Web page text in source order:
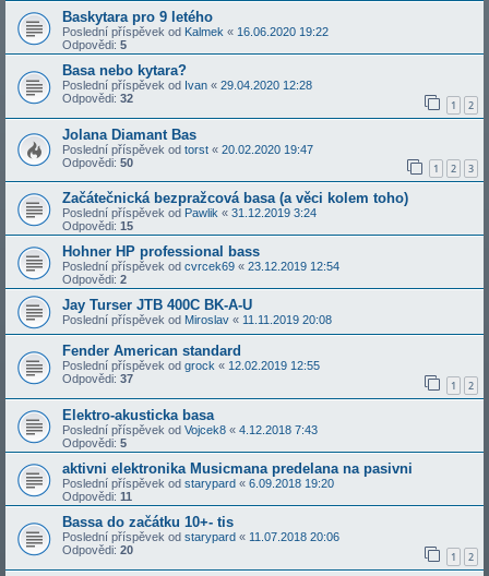
Baskytara pro 9 letého
Poslední příspěvek od Kalmek « 16.06.2020 19:22
Odpovědi: 5
Basa nebo kytara?
Poslední příspěvek od Ivan « 29.04.2020 12:28
Odpovědi: 32 1 2
Jolana Diamant Bas
Poslední příspěvek od torst « 20.02.2020 19:47
Odpovědi: 50 1 2 3
Začátečnická bezpražcová basa (a věci kolem toho)
Poslední příspěvek od Pawlik « 31.12.2019 3:24
Odpovědi: 15
Hohner HP professional bass
Poslední příspěvek od cvrcek69 « 23.12.2019 12:54
Odpovědi: 2
Jay Turser JTB 400C BK-A-U
Poslední příspěvek od Miroslav « 11.11.2019 20:08
Fender American standard
Poslední příspěvek od grock « 12.02.2019 12:55
Odpovědi: 37 1 2
Elektro-akusticka basa
Poslední příspěvek od Vojcek8 « 4.12.2018 7:43
Odpovědi: 5
aktivni elektronika Musicmana predelana na pasivni
Poslední příspěvek od starypard « 6.09.2018 19:20
Odpovědi: 11
Bassa do začátku 10+- tis
Poslední příspěvek od starypard « 11.07.2018 20:06
Odpovědi: 20 1 2